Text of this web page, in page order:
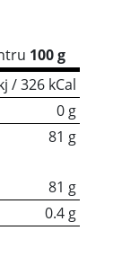
100 g
/ 326 kCal
0 g
81 g
81 g
0.4 g